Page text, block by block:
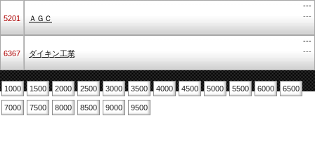
5201 ＡＧＣ
---
---
6367 ダイキン工業
---
---
1000 1500 2000 2500 3000 3500 4000 4500 5000 5500 6000 6500
7000 7500 8000 8500 9000 9500